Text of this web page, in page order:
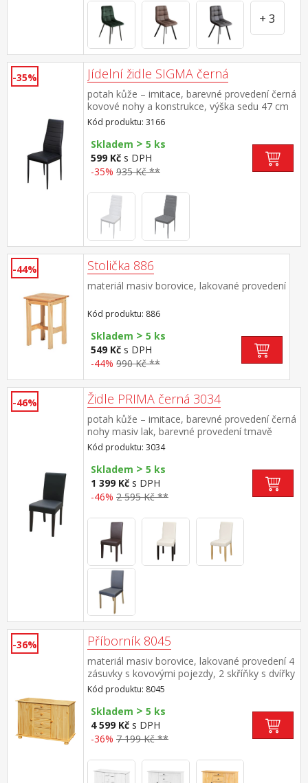
+ 3
-35% Jídelní židle SIGMA černá
potah kůže – imitace, barevné provedení černá
kovové nohy a konstrukce, výška sedu 47 cm
Kód produktu: 3166
Skladem > 5 ks
599 Kč s DPH
-35% 935 Kč **
-44% Stolička 886
materiál masiv borovice, lakované provedení
Kód produktu: 886
Skladem > 5 ks
549 Kč s DPH
-44% 990 Kč **
-46% Židle PRIMA černá 3034
potah kůže – imitace, barevné provedení černá
nohy masiv lak, barevné provedení tmavě
hnědá výška sedu 47 cm, doporučená nosnost
do 120 kg
Kód produktu: 3034
Skladem > 5 ks
1 399 Kč s DPH
-46% 2 595 Kč **
-36% Příborník 8045
materiál masiv borovice, lakované provedení 4
zásuvky s kovovými pojezdy, 2 skříňky s dvířky
vybavené policí vhodný doplněk nástavec 8046
Kód produktu: 8045
Skladem > 5 ks
4 599 Kč s DPH
-36% 7 199 Kč **